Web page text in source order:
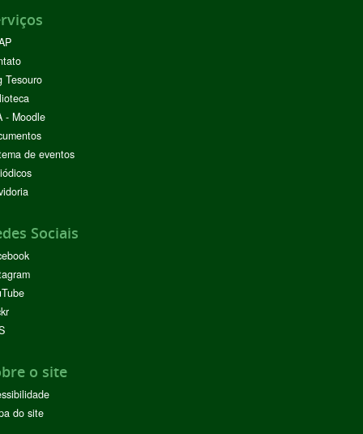
Tesouro
- Moodle
de eventos
Sociais
o site
do site